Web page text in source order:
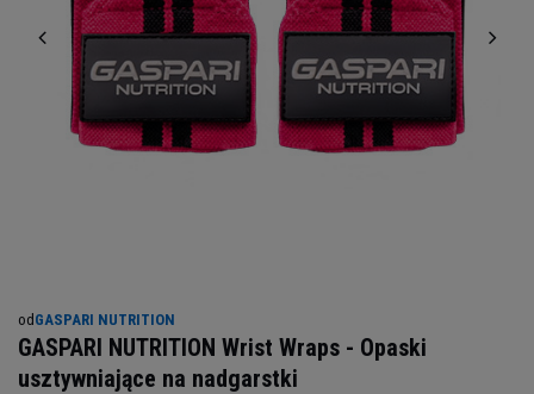
od GASPARI NUTRITION
GASPARI NUTRITION Wrist Wraps - Opaski
usztywniające na nadgarstki